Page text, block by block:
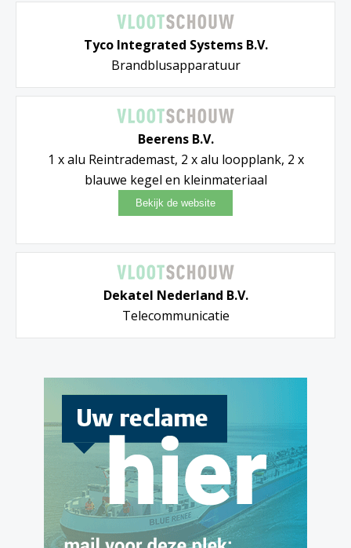
Tyco Integrated Systems B.V.
Brandblusapparatuur
Beerens B.V.
1 x alu Reintrademast, 2 x alu loopplank, 2 x
blauwe kegel en kleinmateriaal
Dekatel Nederland B.V.
Telecommunicatie